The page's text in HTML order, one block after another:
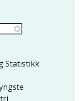
Statistikk